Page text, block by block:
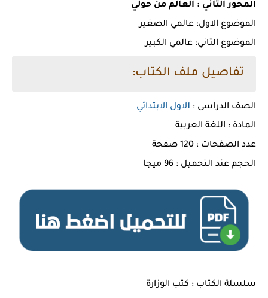
المحور الثاني : العالم من حولي
الموضوع الاول: عالمي الصغير
الموضوع الثاني: عالمي الكبير
تفاصيل ملف الكتاب:
الصف الدراسى : الاول الابتدائي
المادة : اللغة العربية
عدد الصفحات : 120 صفحة
الحجم عند التحميل : 96 ميجا
سلسلة الكتاب : كتب الوزارة